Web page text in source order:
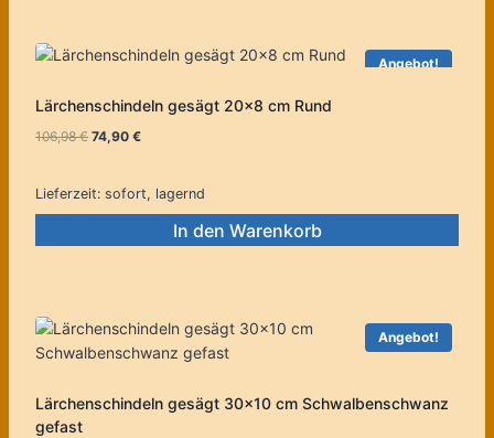
Angebot!
Lärchenschindeln gesägt 20×8 cm Rund
106,98€ Ursprünglicher
106,98 €
74,90 €Aktueller
74,90 €.
Lieferzeit: sofort, lagernd
In den Warenkorb
Angebot!
Lärchenschindeln gesägt 30×10 cm Schwalbenschwanz
gefast